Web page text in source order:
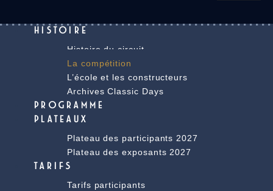
HISTOIRE
Histoire du circuit
La compétition
L’école et les constructeurs
Archives Classic Days
PROGRAMME
PLATEAUX
Plateau des participants 2027
Plateau des exposants 2027
TARIFS
Tarifs participants